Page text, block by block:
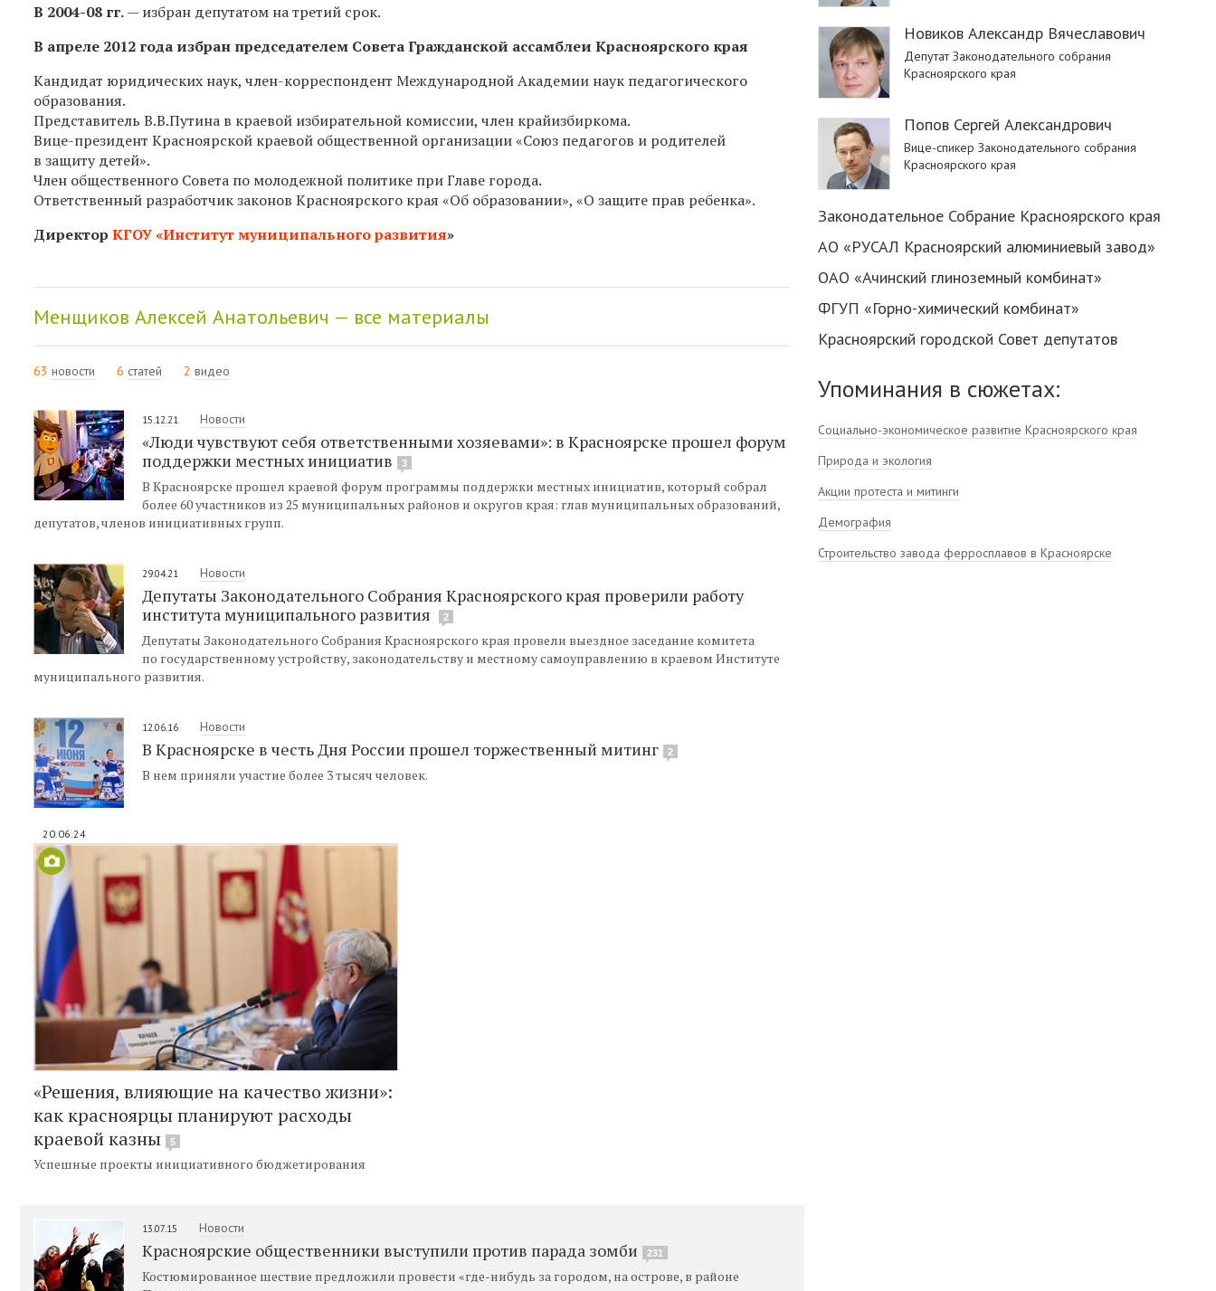
В 2004-08 гг.— избран депутатом на третий срок.
В апреле 2012 года избран председателем Совета Гражданской ассамблеи Красноярского края
Кандидат юридических наук, член-корреспондент Международной Академии наук педагогического
образования.
Представитель В.В.Путина в краевой избирательной комиссии, член крайизбиркома.
Вице-президент Красноярской краевой общественной организации «Союз педагогов и родителей
в защиту детей».
Член общественного Совета по молодежной политике при Главе города.
Ответственный разработчик законов Красноярского края «Об образовании», «О защите прав ребенка».
Директор КГОУ «Институт муниципального развития»
Менщиков Алексей Анатольевич — все материалы
63 новости 6 статей 2 видео
15.12.21 Новости
«Люди чувствуют себя ответственными хозяевами»: в Красноярске прошел форум
поддержки местных инициатив
3
В Красноярске прошел краевой форум программы поддержки местных инициатив, который собрал
более 60 участников из 25 муниципальных районов и округов края: глав муниципальных образований,
депутатов, членов инициативных групп.
29.04.21 Новости
Депутаты Законодательного Собрания Красноярского края проверили работу
института муниципального развития
2
Депутаты Законодательного Собрания Красноярского края провели выездное заседание комитета
по государственному устройству, законодательству и местному самоуправлению в краевом Институте
муниципального развития.
12.06.16 Новости
В Красноярске в честь Дня России прошел торжественный митинг 2
В нем приняли участие более 3 тысяч человек.
20.06.24
«Решения, влияющие на качество жизни»:
как красноярцы планируют расходы
краевой казны
5
Успешные проекты инициативного бюджетирования
13.07.15 Новости
Красноярские общественники выступили против парада зомби 231
Костюмированное шествие предложили провести «где-нибудь за городом, на острове, в районе
Новиков Александр Вячеславович
Депутат Законодательного собрания
Красноярского края
Попов Сергей Александрович
Вице-спикер Законодательного собрания
Красноярского края
Законодательное Собрание Красноярского края
АО «РУСАЛ Красноярский алюминиевый завод»
ОАО «Ачинский глиноземный комбинат»
ФГУП «Горно-химический комбинат»
Красноярский городской Совет депутатов
Упоминания в сюжетах:
Социально-экономическое развитие Красноярского края
Природа и экология
Акции протеста и митинги
Демография
Строительство завода ферросплавов в Красноярске